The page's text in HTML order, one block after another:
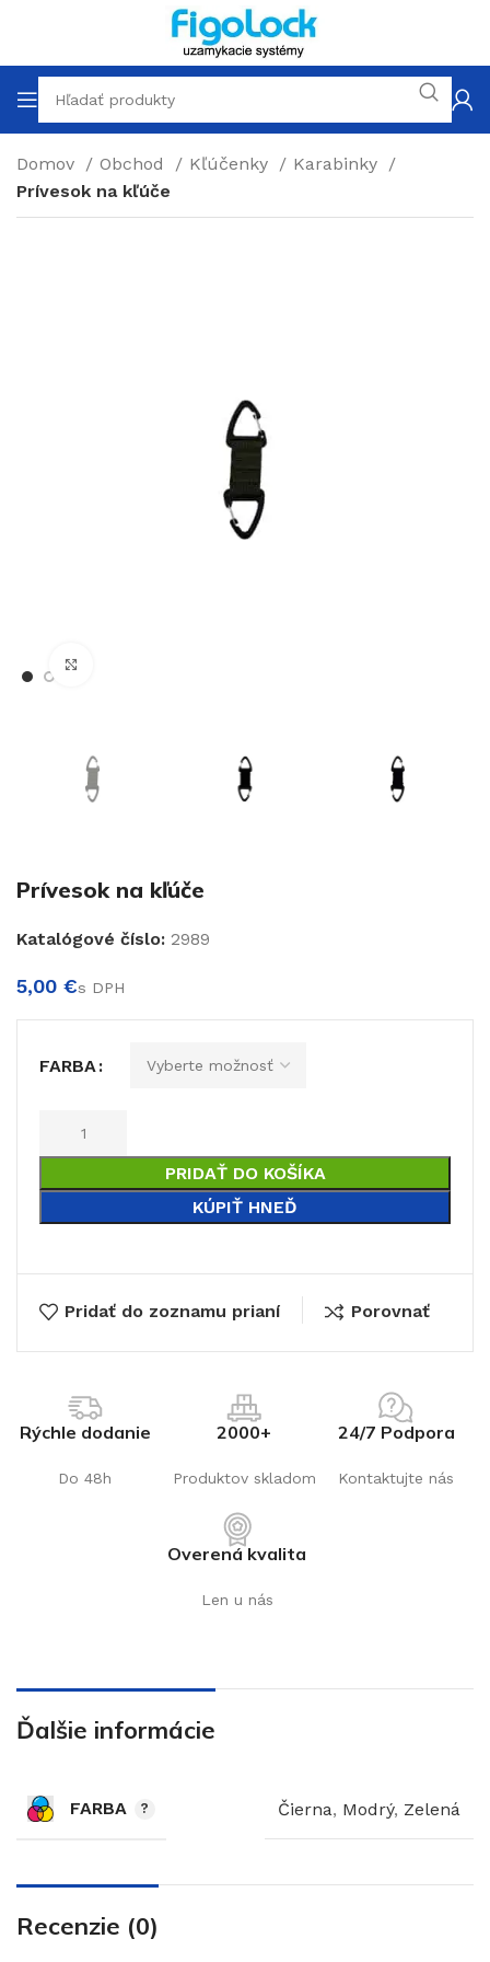
Domov Obchod Kľúčenky
Karabinky
Prívesok na kľúče
Prívesok na kľúče
Katalógové číslo: 2989
€
FARBA
PRIDAŤ DO KOŠÍKA
KÚPIŤ HNEĎ
Pridať do zoznamu prianí Porovnať
Rýchle dodanie
Do 48h
2000+
Produktov skladom
24/7 Podpora
Kontaktujte nás
Overená kvalita
Len u nás
Ďalšie informácie
FARBA Čierna, Modrý, Zelená
Recenzie (0)
€